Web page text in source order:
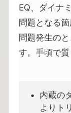
EQ、ダイナ
問題となる
問題発生の
す。手頃で質
内蔵の
よりト